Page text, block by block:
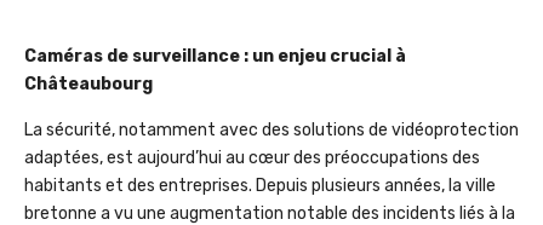
Caméras de surveillance : un enjeu crucial à
Châteaubourg
La sécurité, notamment avec des solutions de vidéoprotection
adaptées, est aujourd’hui au cœur des préoccupations des
habitants et des entreprises. Depuis plusieurs années, la ville
bretonne a vu une augmentation notable des incidents liés à la